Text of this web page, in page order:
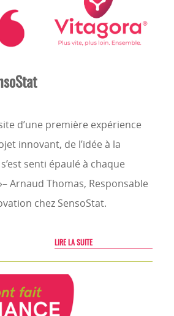
d’une première expérience
innovant, de l’idée à la
senti épaulé à chaque
Arnaud Thomas, Responsable
chez SensoStat.
LIRE LA SUITE